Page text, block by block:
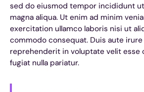
sed do eiusmod tempor incididunt
magna aliqua. Ut enim ad minim
exercitation ullamco laboris nisi ut
commodo consequat. Duis aute
reprehenderit in voluptate velit esse
fugiat nulla pariatur.